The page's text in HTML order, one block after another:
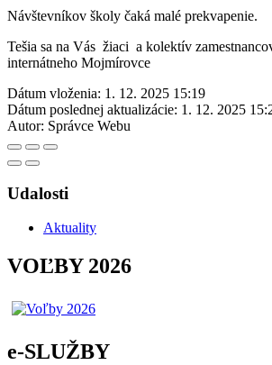
Návštevníkov školy čaká malé prekvapenie.
Tešia sa na Vás žiaci a kolektív
internátneho Mojmírovce
Dátum vloženia: 1. 12. 2025 15:19
Dátum poslednej aktualizácie: 1. 12. 2025
Autor: Správce Webu
Udalosti
Aktuality
VOĽBY 2026
e-SLUŽBY